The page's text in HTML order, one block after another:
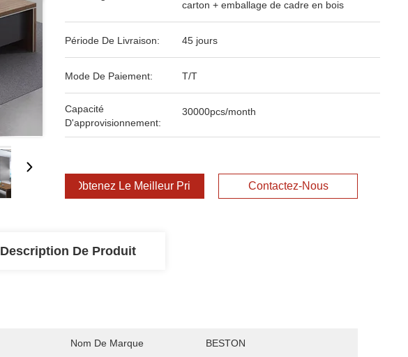
carton + emballage de cadre en bois
Période De Livraison: 45 jours
Mode De Paiement: T/T
Capacité
D'approvisionnement:
30000pcs/month
Obtenez Le Meilleur Prix Contactez-Nous
Description De Produit
Nom De Marque BESTON